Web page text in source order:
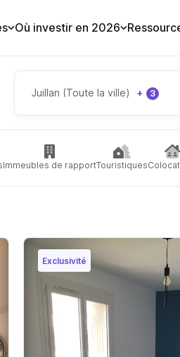
Où investir en 2026
Juillan (Toute la ville) + 3
Immeubles de rapportTouristiques
Exclusivité